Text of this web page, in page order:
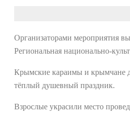
Организаторами мероприятия
Региональная национально-
Крымские караимы и крымчане
тёплый душевный праздник.
Взрослые украсили место